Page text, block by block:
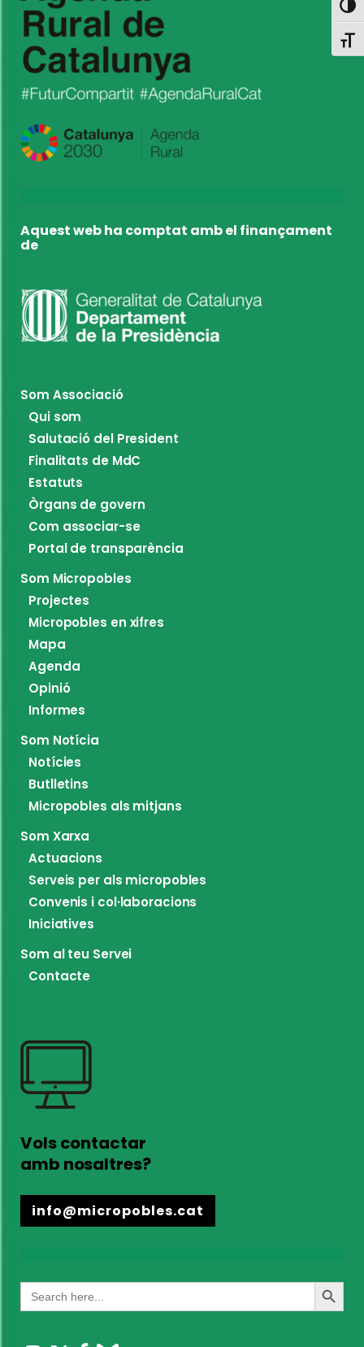
Aquest web ha comptat amb el finançament
de
Som Associació
Qui som
Salutació del President
Finalitats de MdC
Estatuts
Òrgans de govern
Com associar-se
Portal de transparència
Som Micropobles
Projectes
Micropobles en xifres
Mapa
Agenda
Opinió
Informes
Som Notícia
Notícies
Butlletins
Micropobles als mitjans
Som Xarxa
Actuacions
Serveis per als micropobles
Convenis i col·laboracions
Iniciatives
Som al teu Servei
Contacte
Vols contactar
amb nosaltres?
info@micropobles.cat
Search
for:
Search
Button